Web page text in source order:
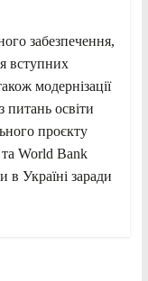
забезпечення,
вступних
модернізації
питань освіти
проєкту
та World Bank
в Україні заради